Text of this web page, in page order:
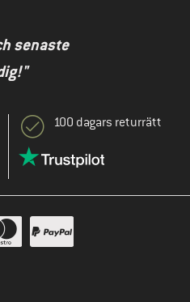
senaste
100 dagars returrätt